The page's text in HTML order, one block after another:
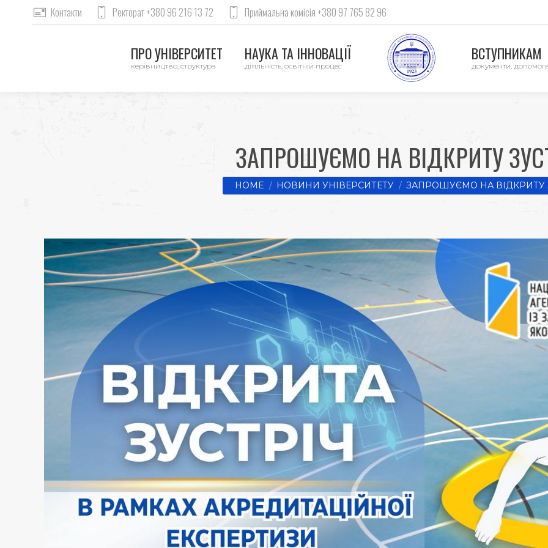
Контакти Ректорат +380 96 216 13 72 Приймальна комісія +380 97 765 82 96
ПРО УНІВЕРСИТЕТ
керівництво, структура
НАУКА ТА ІННОВАЦІЇ
діяльність, освітній процес
ВСТУПНИКАМ
документи,
ЗАПРОШУЄМО НА ВІДКРИТУ
You are here:
HOME НОВИНИ УНІВЕРСИТЕТУ ЗАПРОШУЄМО НА ВІДКРИТУ